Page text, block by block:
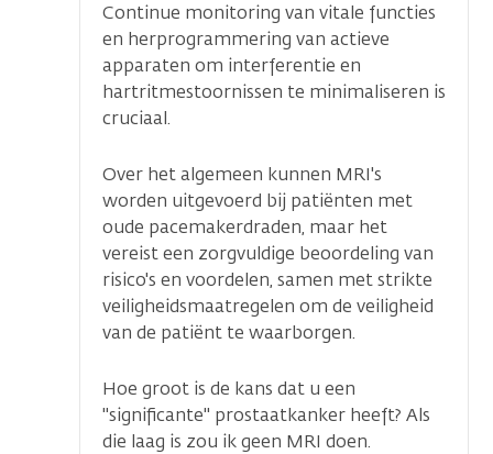
Continue monitoring van vitale functies
en herprogrammering van actieve
apparaten om interferentie en
hartritmestoornissen te minimaliseren is
cruciaal.
Over het algemeen kunnen MRI's
worden uitgevoerd bij patiënten met
oude pacemakerdraden, maar het
vereist een zorgvuldige beoordeling van
risico's en voordelen, samen met strikte
veiligheidsmaatregelen om de veiligheid
van de patiënt te waarborgen.
Hoe groot is de kans dat u een
"significante" prostaatkanker heeft? Als
die laag is zou ik geen MRI doen.